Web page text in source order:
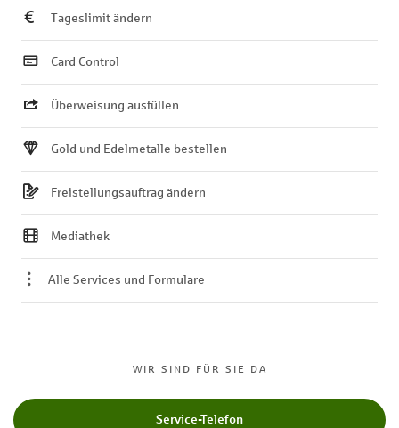
WIR SIND FÜR SIE DA
Service-Telefon
Tageslimit ändern
Card Control
Überweisung ausfüllen
Gold und Edelmetalle bestellen
Freistellungsauftrag ändern
Mediathek
Alle Services und Formulare